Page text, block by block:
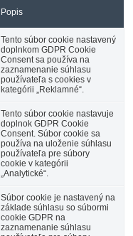
Popis
Tento súbor cookie nastavený
doplnkom GDPR Cookie
Consent sa používa na
zaznamenanie súhlasu
používateľa s cookies v
kategórii „Reklamné“.
Tento súbor cookie nastavuje
doplnok GDPR Cookie
Consent. Súbor cookie sa
používa na uloženie súhlasu
používateľa pre súbory
cookie v kategórii
„Analytické“.
Súbor cookie je nastavený na
základe súhlasu so súbormi
cookie GDPR na
zaznamenanie súhlasu